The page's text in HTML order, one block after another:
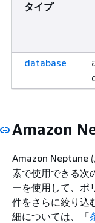
タイプ
database
Amazon
Amazon Neptune
素で使用できる次
ーを使用して、ポ
件をさらに絞り込
細については、「